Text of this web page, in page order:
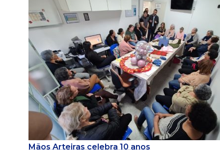
Mãos Arteiras celebra 10 anos